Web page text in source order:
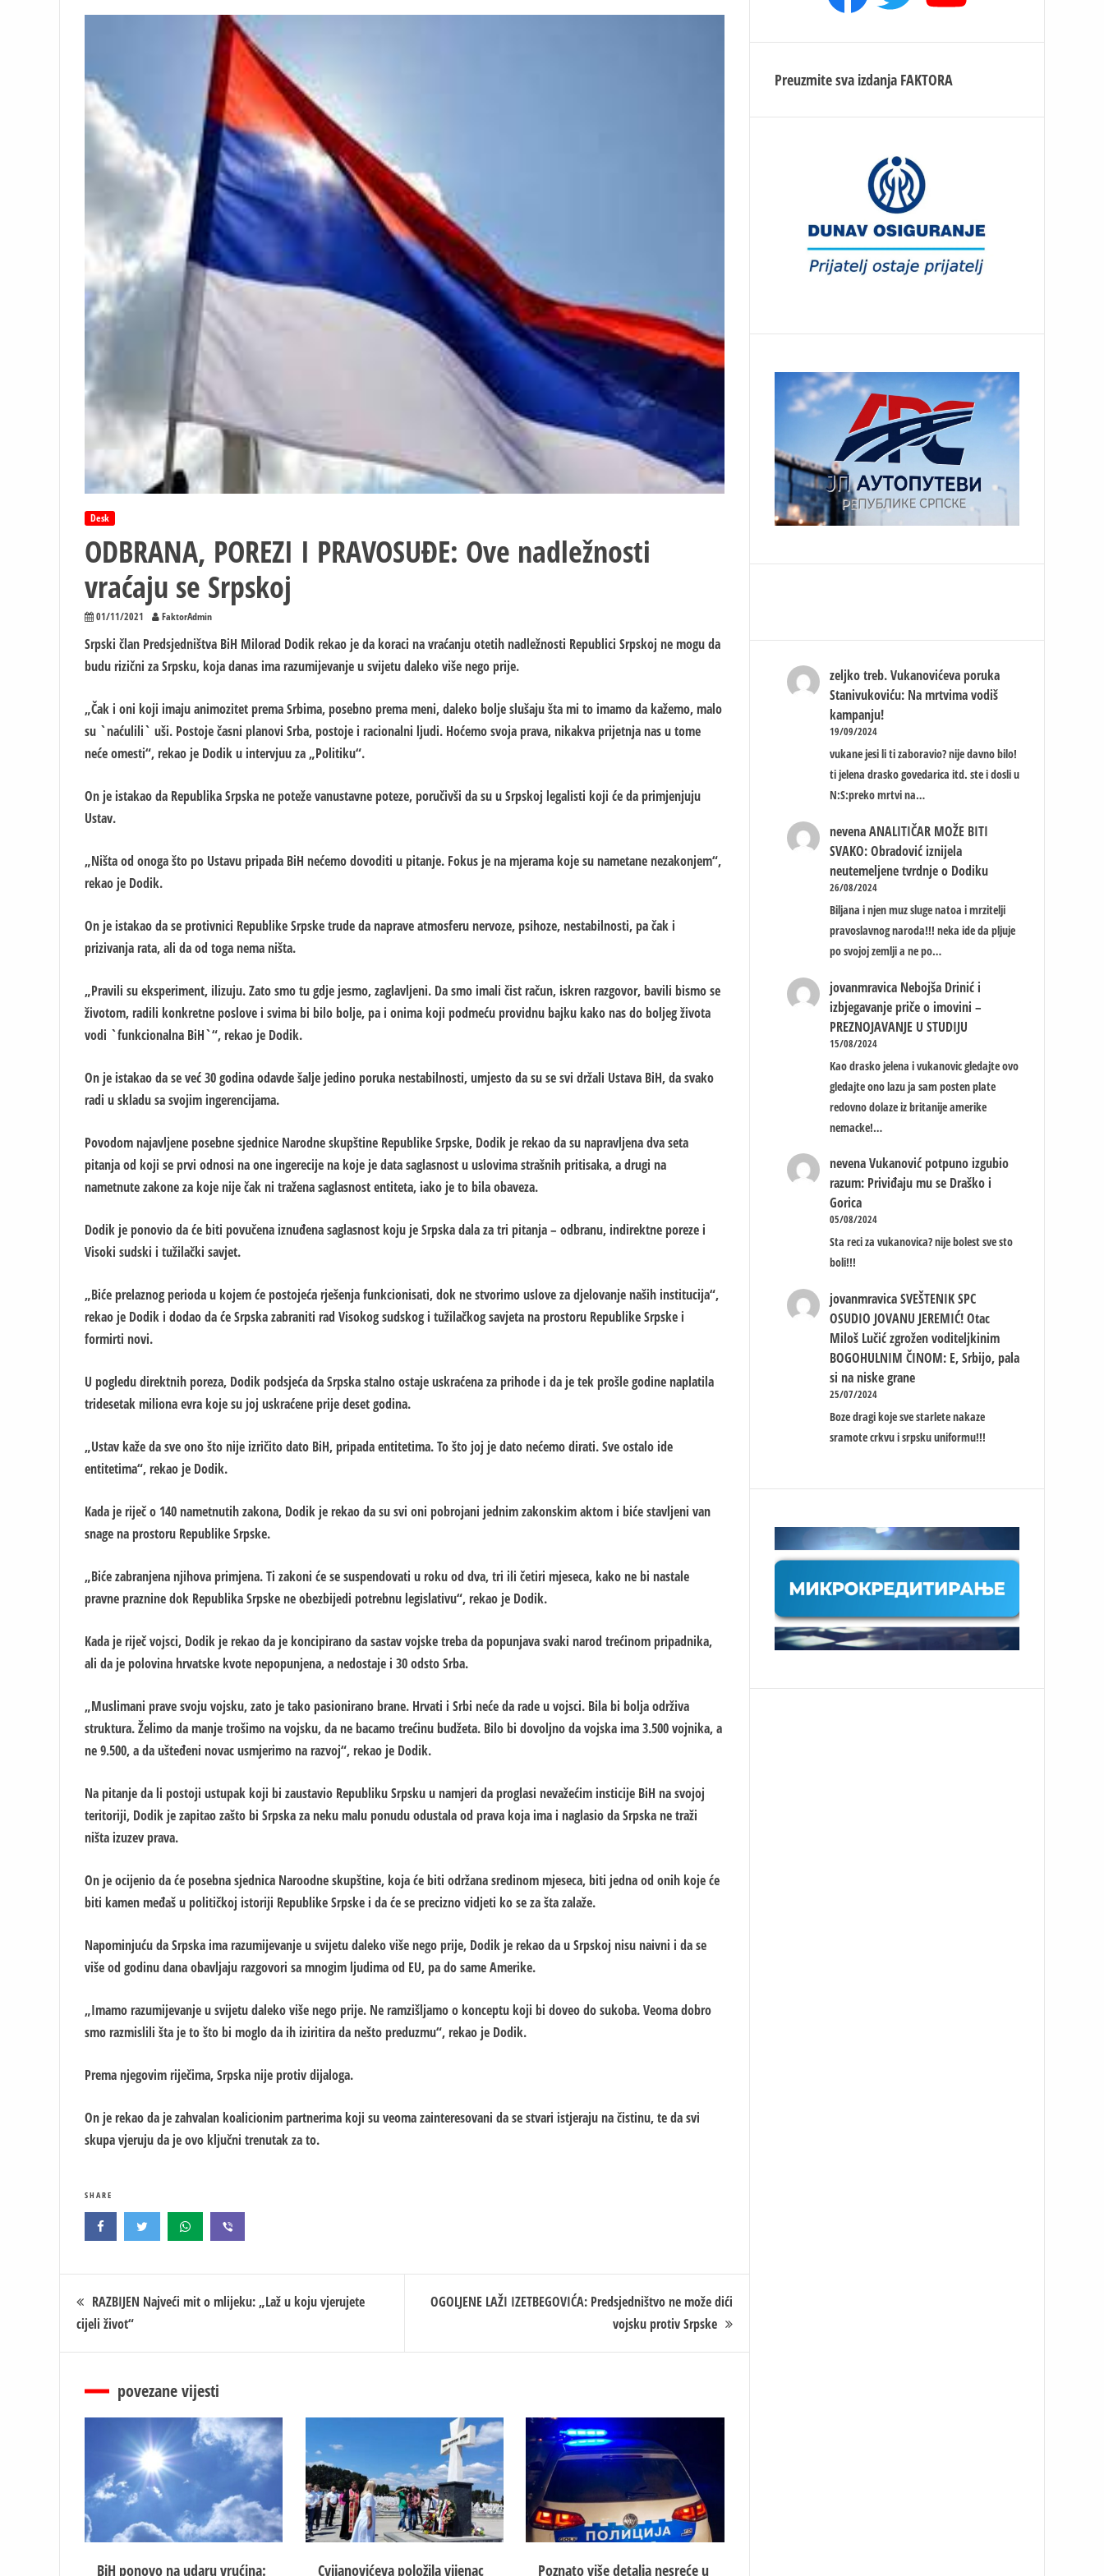
Desk
ODBRANA, POREZI I PRAVOSUĐE: Ove nadležnosti
vraćaju se Srpskoj
01/11/2021 FaktorAdmin
Srpski član Predsjedništva BiH Milorad Dodik rekao je da koraci na vraćanju otetih nadležnosti Republici Srpskoj ne mogu da
budu rizični za Srpsku, koja danas ima razumijevanje u svijetu daleko više nego prije.
„Čak i oni koji imaju animozitet prema Srbima, posebno prema meni, daleko bolje slušaju šta mi to imamo da kažemo, malo
su `naćulili` uši. Postoje časni planovi Srba, postoje i racionalni ljudi. Hoćemo svoja prava, nikakva prijetnja nas u tome
neće omesti“, rekao je Dodik u intervjuu za „Politiku“.
On je istakao da Republika Srpska ne poteže vanustavne poteze, poručivši da su u Srpskoj legalisti koji će da primjenjuju
Ustav.
„Ništa od onoga što po Ustavu pripada BiH nećemo dovoditi u pitanje. Fokus je na mjerama koje su nametane nezakonjem“,
rekao je Dodik.
On je istakao da se protivnici Republike Srpske trude da naprave atmosferu nervoze, psihoze, nestabilnosti, pa čak i
prizivanja rata, ali da od toga nema ništa.
„Pravili su eksperiment, ilizuju. Zato smo tu gdje jesmo, zaglavljeni. Da smo imali čist račun, iskren razgovor, bavili bismo se
životom, radili konkretne poslove i svima bi bilo bolje, pa i onima koji podmeću providnu bajku kako nas do boljeg života
vodi `funkcionalna BiH`“, rekao je Dodik.
On je istakao da se već 30 godina odavde šalje jedino poruka nestabilnosti, umjesto da su se svi držali Ustava BiH, da svako
radi u skladu sa svojim ingerencijama.
Povodom najavljene posebne sjednice Narodne skupštine Republike Srpske, Dodik je rekao da su napravljena dva seta
pitanja od koji se prvi odnosi na one ingerecije na koje je data saglasnost u uslovima strašnih pritisaka, a drugi na
nametnute zakone za koje nije čak ni tražena saglasnost entiteta, iako je to bila obaveza.
Dodik je ponovio da će biti povučena iznuđena saglasnost koju je Srpska dala za tri pitanja – odbranu, indirektne poreze i
Visoki sudski i tužilački savjet.
„Biće prelaznog perioda u kojem će postojeća rješenja funkcionisati, dok ne stvorimo uslove za djelovanje naših institucija“,
rekao je Dodik i dodao da će Srpska zabraniti rad Visokog sudskog i tužilačkog savjeta na prostoru Republike Srpske i
formirti novi.
U pogledu direktnih poreza, Dodik podsjeća da Srpska stalno ostaje uskraćena za prihode i da je tek prošle godine naplatila
tridesetak miliona evra koje su joj uskraćene prije deset godina.
„Ustav kaže da sve ono što nije izričito dato BiH, pripada entitetima. To što joj je dato nećemo dirati. Sve ostalo ide
entitetima“, rekao je Dodik.
Kada je riječ o 140 nametnutih zakona, Dodik je rekao da su svi oni pobrojani jednim zakonskim aktom i biće stavljeni van
snage na prostoru Republike Srpske.
„Biće zabranjena njihova primjena. Ti zakoni će se suspendovati u roku od dva, tri ili četiri mjeseca, kako ne bi nastale
pravne praznine dok Republika Srpske ne obezbijedi potrebnu legislativu“, rekao je Dodik.
Kada je riječ vojsci, Dodik je rekao da je koncipirano da sastav vojske treba da popunjava svaki narod trećinom pripadnika,
ali da je polovina hrvatske kvote nepopunjena, a nedostaje i 30 odsto Srba.
„Muslimani prave svoju vojsku, zato je tako pasionirano brane. Hrvati i Srbi neće da rade u vojsci. Bila bi bolja održiva
struktura. Želimo da manje trošimo na vojsku, da ne bacamo trećinu budžeta. Bilo bi dovoljno da vojska ima 3.500 vojnika, a
ne 9.500, a da ušteđeni novac usmjerimo na razvoj“, rekao je Dodik.
Na pitanje da li postoji ustupak koji bi zaustavio Republiku Srpsku u namjeri da proglasi nevažećim insticije BiH na svojoj
teritoriji, Dodik je zapitao zašto bi Srpska za neku malu ponudu odustala od prava koja ima i naglasio da Srpska ne traži
ništa izuzev prava.
On je ocijenio da će posebna sjednica Naroodne skupštine, koja će biti održana sredinom mjeseca, biti jedna od onih koje će
biti kamen međaš u političkoj istoriji Republike Srpske i da će se precizno vidjeti ko se za šta zalaže.
Napominjuću da Srpska ima razumijevanje u svijetu daleko više nego prije, Dodik je rekao da u Srpskoj nisu naivni i da se
više od godinu dana obavljaju razgovori sa mnogim ljudima od EU, pa do same Amerike.
„Imamo razumijevanje u svijetu daleko više nego prije. Ne ramzišljamo o konceptu koji bi doveo do sukoba. Veoma dobro
smo razmislili šta je to što bi moglo da ih iziritira da nešto preduzmu“, rekao je Dodik.
Prema njegovim riječima, Srpska nije protiv dijaloga.
On je rekao da je zahvalan koalicionim partnerima koji su veoma zainteresovani da se stvari istjeraju na čistinu, te da svi
skupa vjeruju da je ovo ključni trenutak za to.
SHARE
Кретање
чланка
RAZBIJEN Najveći mit o mlijeku: „Laž u koju vjerujete
cijeli život“
OGOLJENE LAŽI IZETBEGOVIĆA: Predsjedništvo ne može dići
vojsku protiv Srpske
povezane vijesti
BiH ponovo na udaru vrućina: Cvijanovićeva položila vijenac Poznato više detalja nesreće u
Preuzmite sva izdanja FAKTORA
zeljko treb. Vukanovićeva poruka
Stanivukoviću: Na mrtvima vodiš
kampanju!
19/09/2024
vukane jesi li ti zaboravio? nije davno bilo!
ti jelena drasko govedarica itd. ste i dosli u
N:S:preko mrtvi na…
nevena ANALITIČAR MOŽE BITI
SVAKO: Obradović iznijela
neutemeljene tvrdnje o Dodiku
26/08/2024
Biljana i njen muz sluge natoa i mrzitelji
pravoslavnog naroda!!! neka ide da pljuje
po svojoj zemlji a ne po…
jovanmravica Nebojša Drinić i
izbjegavanje priče o imovini –
PREZNOJAVANJE U STUDIJU
15/08/2024
Kao drasko jelena i vukanovic gledajte ovo
gledajte ono lazu ja sam posten plate
redovno dolaze iz britanije amerike
nemacke!…
nevena Vukanović potpuno izgubio
razum: Priviđaju mu se Draško i
Gorica
05/08/2024
Sta reci za vukanovica? nije bolest sve sto
boli!!!
jovanmravica SVEŠTENIK SPC
OSUDIO JOVANU JEREMIĆ! Otac
Miloš Lučić zgrožen voditeljkinim
BOGOHULNIM ČINOM: E, Srbijo, pala
si na niske grane
25/07/2024
Boze dragi koje sve starlete nakaze
sramote crkvu i srpsku uniformu!!!